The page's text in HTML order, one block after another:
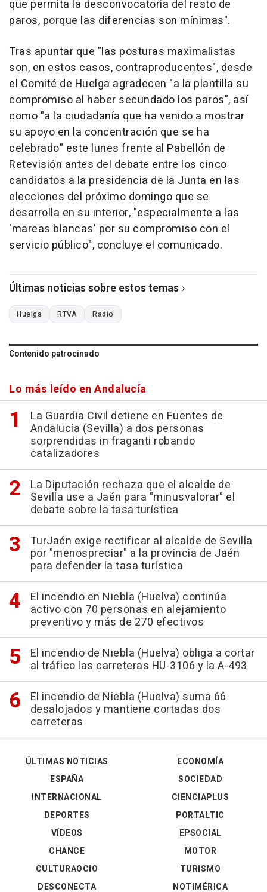
que permita la desconvocatoria del resto de
paros, porque las diferencias son mínimas".
Tras apuntar que "las posturas maximalistas
son, en estos casos, contraproducentes", desde
el Comité de Huelga agradecen "a la plantilla su
compromiso al haber secundado los paros", así
como "a la ciudadanía que ha venido a mostrar
su apoyo en la concentración que se ha
celebrado" este lunes frente al Pabellón de
Retevisión antes del debate entre los cinco
candidatos a la presidencia de la Junta en las
elecciones del próximo domingo que se
desarrolla en su interior, "especialmente a las
'mareas blancas' por su compromiso con el
servicio público", concluye el comunicado.
Últimas noticias sobre estos temas
Huelga RTVA Radio
Contenido patrocinado
Lo más leído en Andalucía
La Guardia Civil detiene en Fuentes de
Andalucía (Sevilla) a dos personas
sorprendidas in fraganti robando
catalizadores
La Diputación rechaza que el alcalde de
Sevilla use a Jaén para "minusvalorar" el
debate sobre la tasa turística
TurJaén exige rectificar al alcalde de Sevilla
por "menospreciar" a la provincia de Jaén
para defender la tasa turística
El incendio en Niebla (Huelva) continúa
activo con 70 personas en alejamiento
preventivo y más de 270 efectivos
El incendio de Niebla (Huelva) obliga a cortar
al tráfico las carreteras HU-3106 y la A-493
El incendio de Niebla (Huelva) suma 66
desalojados y mantiene cortadas dos
carreteras
ÚLTIMAS NOTICIAS
ESPAÑA
INTERNACIONAL
DEPORTES
VÍDEOS
ECONOMÍA
SOCIEDAD
CIENCIAPLUS
PORTALTIC
EPSOCIAL
CHANCE
CULTURAOCIO
DESCONECTA
MOTOR
TURISMO
NOTIMÉRICA